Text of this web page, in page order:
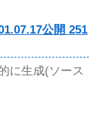
公開 251
に生成(ソース